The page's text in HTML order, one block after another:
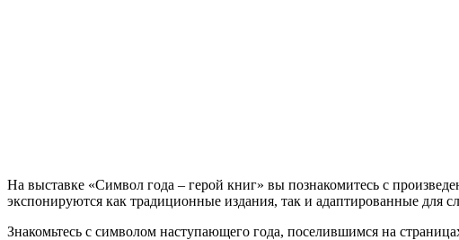
На выставке «Символ года – герой книг» вы познакомитесь с
экспонируются как традиционные издания, так и адаптированные для
Знакомьтесь с символом наступающего года, поселившимся на